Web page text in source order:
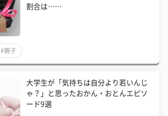
割合は……
#親子
大学生が「気持ちは自分より若いんじ
ゃ？」と思ったおかん・おとんエピソ
ード9選